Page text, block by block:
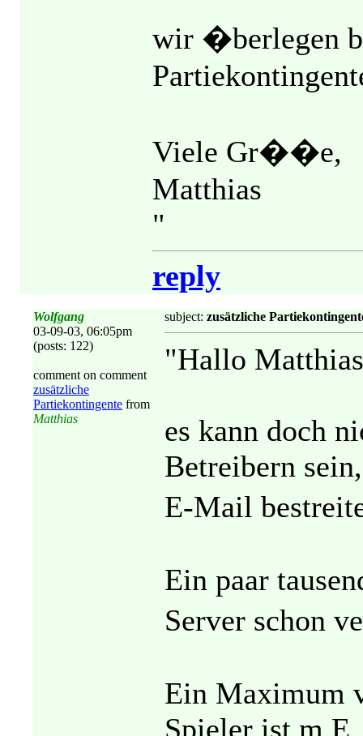
wir �berlegen
Viele Gr��e,
Matthias
"
reply
Wolfgang
03-09-03, 06:05pm
(posts: 122)
comment on comment
zusätzliche
Partiekontingente from
Matthias
subject: zusätzliche
"Hallo
es kann doch
Betreibern
E-Mail
Ein paar
Server schon
Ein Maximum
Spieler ist